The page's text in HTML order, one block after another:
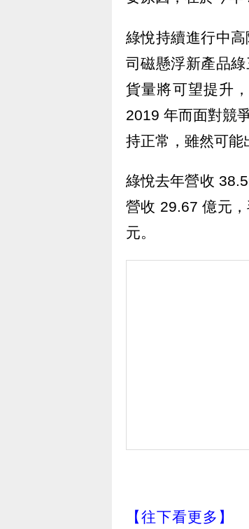
綠悅持續進行中
司磁懸浮新產品
貨量將可望提升
2019 年而面對競
持正常，雖然可能
綠悅去年營收
營收 29.67 億元
元。
【往下看更多】